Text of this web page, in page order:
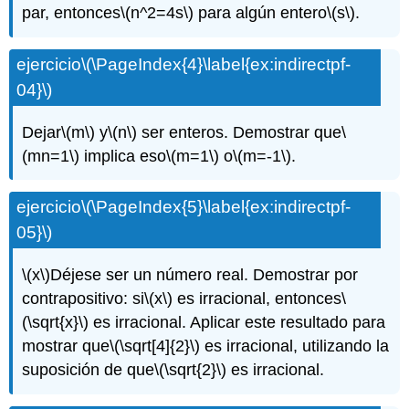
par, entonces\(n^2=4s\) para algún entero\(s\).
ejercicio\(\PageIndex{4}\label{ex:indirectpf-
04}\)
Dejar\(m\) y\(n\) ser enteros. Demostrar que\
(mn=1\) implica eso\(m=1\) o\(m=-1\).
ejercicio\(\PageIndex{5}\label{ex:indirectpf-
05}\)
\(x\)Déjese ser un número real. Demostrar por
contrapositivo: si\(x\) es irracional, entonces\
(\sqrt{x}\) es irracional. Aplicar este resultado para
mostrar que\(\sqrt[4]{2}\) es irracional, utilizando la
suposición de que\(\sqrt{2}\) es irracional.